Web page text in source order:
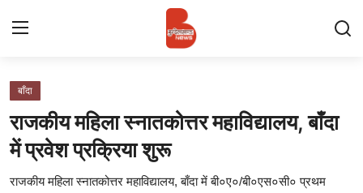
Contact
प्रमुख ख़बर
बाँदा
राजकीय महिला स्नातकोत्तर महाविद्यालय, बाँदा
में प्रवेश प्रक्रिया शुरू
राजकीय महिला स्नातकोत्तर महाविद्यालय, बाँदा में बी०ए०/बी०एस०सी० प्रथम